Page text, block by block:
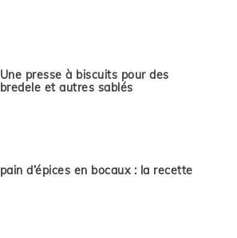
Une presse à biscuits pour des
bredele et autres sablés
pain d’épices en bocaux : la recette